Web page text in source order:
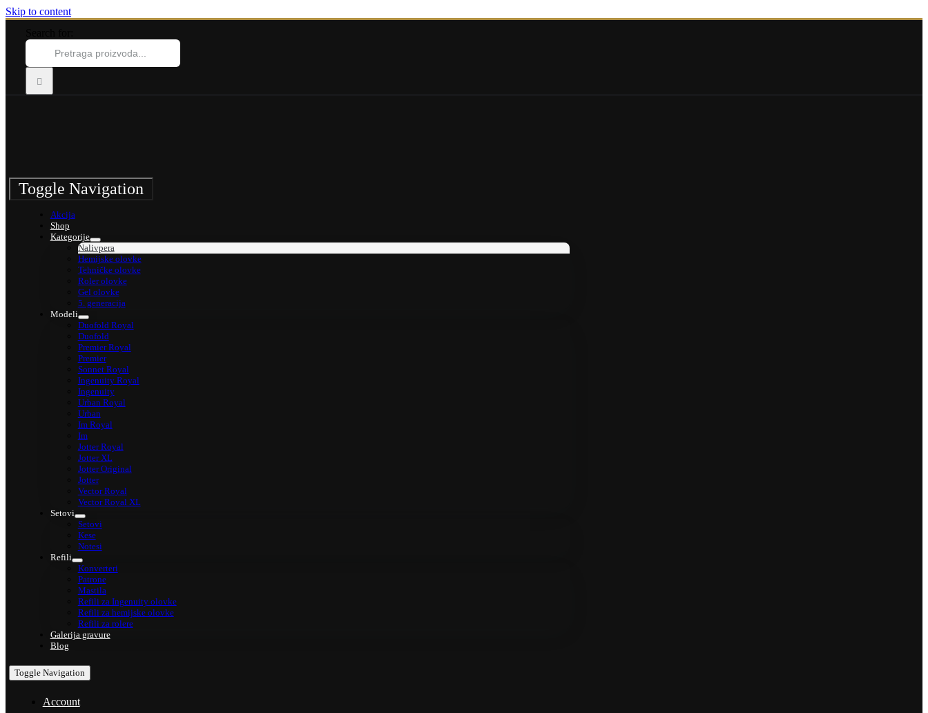
Skip to content
Toggle Navigation
Akcija
Shop
Kategorije
Nalivpera
Hemijske olovke
Tehničke olovke
Roler olovke
Gel olovke
5. generacija
Modeli
Duofold Royal
Duofold
Premier Royal
Premier
Sonnet Royal
Ingenuity Royal
Ingenuity
Urban Royal
Urban
Im Royal
Im
Jotter Royal
Jotter XL
Jotter Original
Jotter
Vector Royal
Vector Royal XL
Setovi
Setovi
Kese
Notesi
Refili
Konverteri
Patrone
Mastila
Refili za Ingenuity olovke
Refili za hemijske olovke
Refili za rolere
Galerija gravure
Blog
Toggle Navigation
Account